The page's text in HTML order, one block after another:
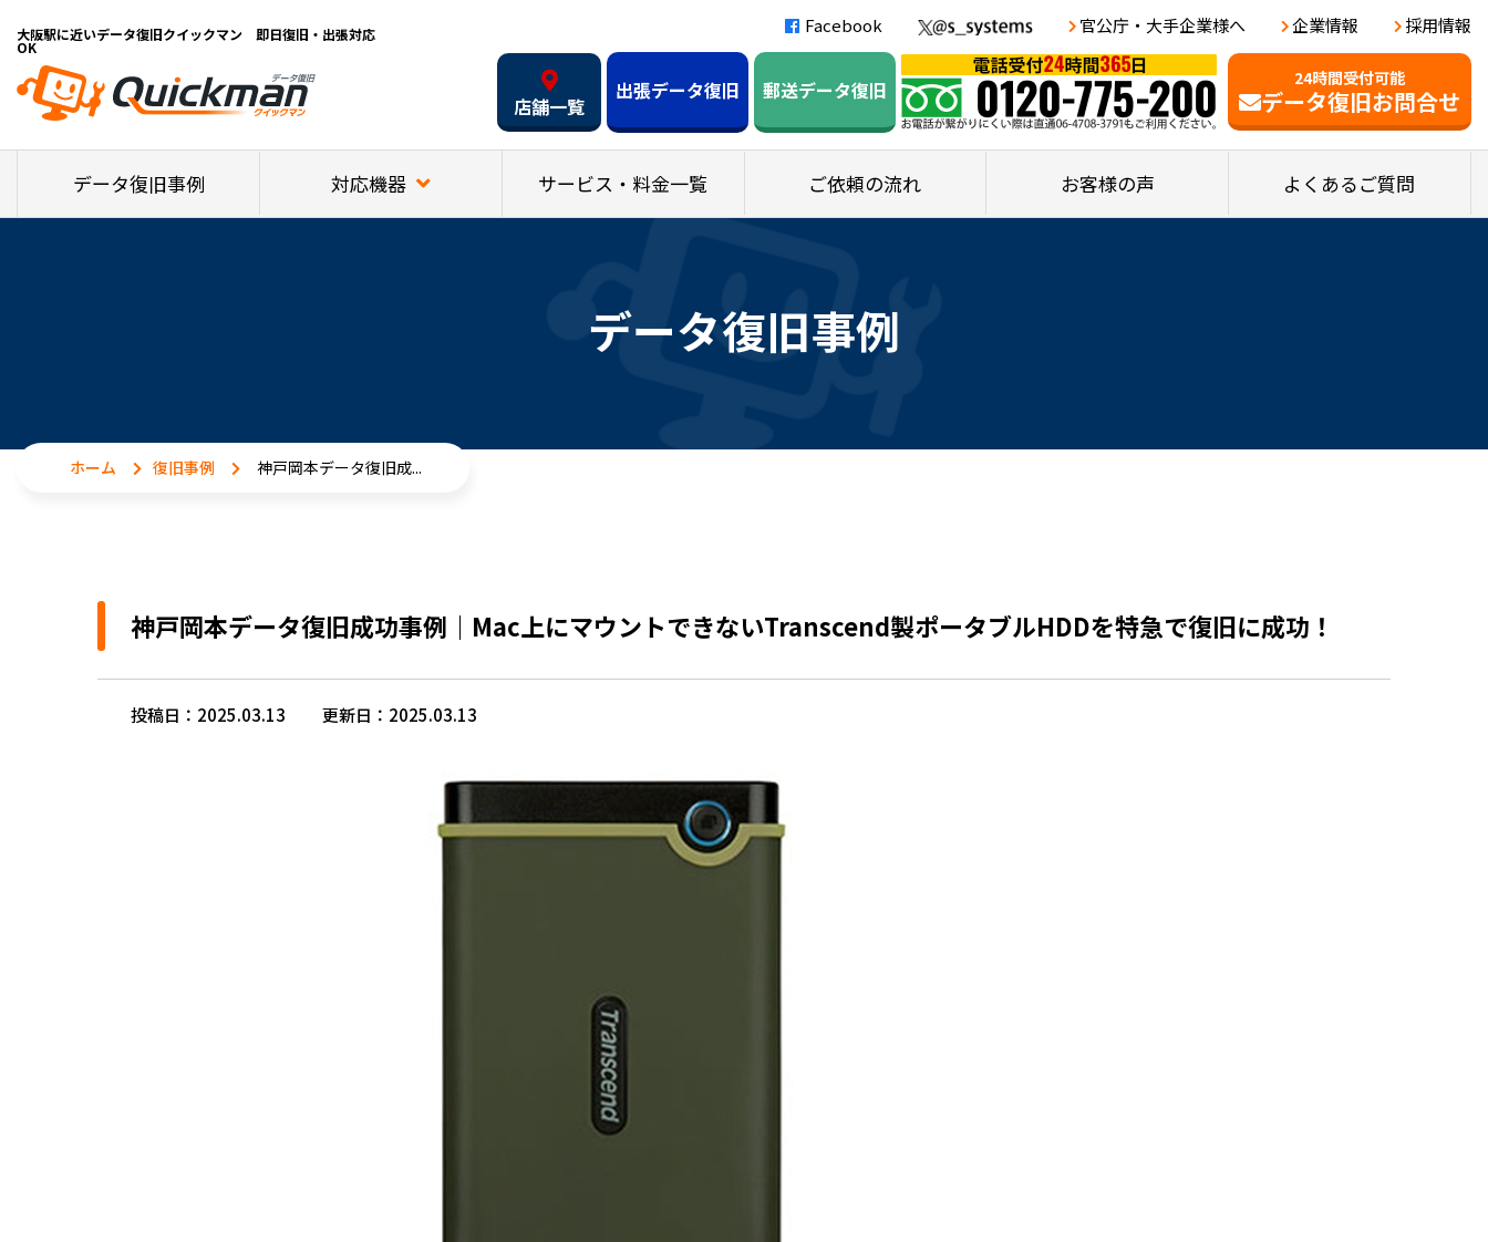
大阪駅に近いデータ復旧クイックマン 即日復旧・出張対応
OK
Facebook 官公庁・大手企業様へ 企業情報 採用情報
24時間受付可能
データ復旧お問合せ
店舗一覧
出張データ復旧 郵送データ復旧
データ復旧事例 対応機器 サービス・料金一覧 ご依頼の流れ お客様の声 よくあるご質問
データ復旧事例
ホーム 復旧事例 神戸岡本データ復旧成...
神戸岡本データ復旧成功事例｜Mac上にマウントできないTranscend製ポータブルHDDを特急で復旧に成功！
投稿日：2025.03.13 更新日：2025.03.13